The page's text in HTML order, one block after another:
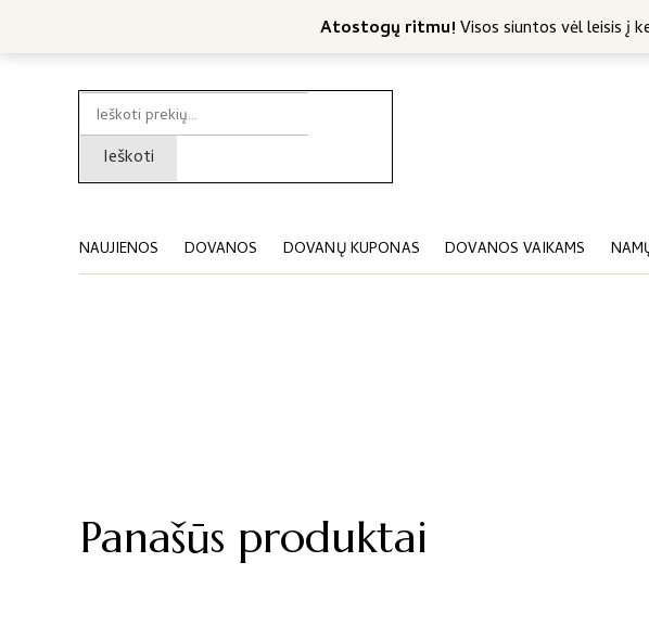
Atostogų ritmu!Visos siuntos vėl leisis į
Nemokamas siuntimas nuo 45 Eur
Ieškoti:
Ieškoti
NAUJIENOS DOVANOS DOVANŲ KUPONAS DOVANOS VAIKAMS
Panašūs produktai